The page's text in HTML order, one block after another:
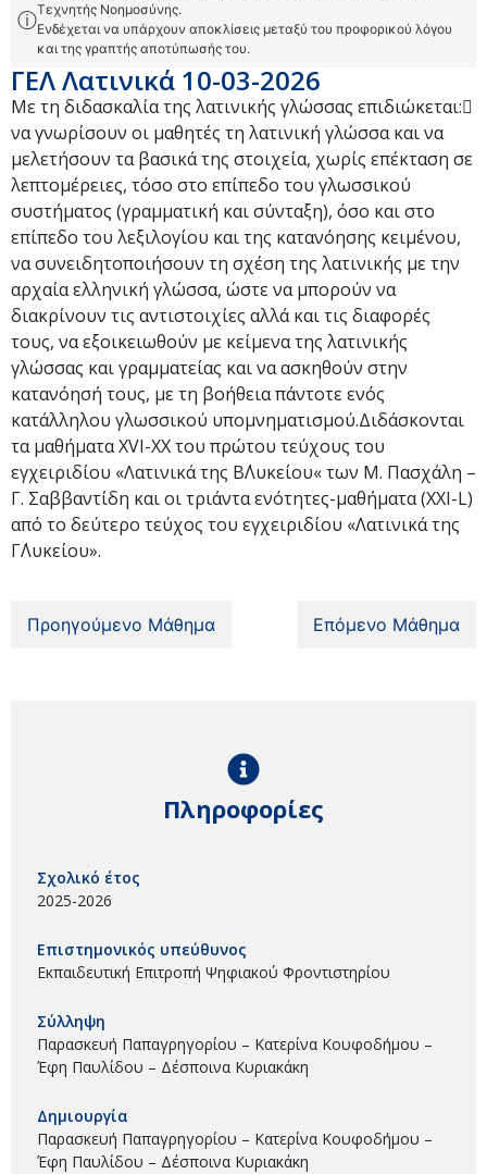
ⓘΤεχνητής Νοημοσύνης.
Ενδέχεται να υπάρχουν αποκλίσεις μεταξύ του προφορικού λόγου
και της γραπτής αποτύπωσής του.
ΓΕΛ Λατινικά 10-03-2026
Με τη διδασκαλία της λατινικής γλώσσας επιδιώκεται:
να γνωρίσουν οι μαθητές τη λατινική γλώσσα και να
μελετήσουν τα βασικά της στοιχεία, χωρίς επέκταση σε
λεπτομέρειες, τόσο στο επίπεδο του γλωσσικού
συστήματος (γραμματική και σύνταξη), όσο και στο
επίπεδο του λεξιλογίου και της κατανόησης κειμένου,
να συνειδητοποιήσουν τη σχέση της λατινικής με την
αρχαία ελληνική γλώσσα, ώστε να μπορούν να
διακρίνουν τις αντιστοιχίες αλλά και τις διαφορές
τους, να εξοικειωθούν με κείμενα της λατινικής
γλώσσας και γραμματείας και να ασκηθούν στην
κατανόησή τους, με τη βοήθεια πάντοτε ενός
κατάλληλου γλωσσικού υπομνηματισμού.Διδάσκονται
τα μαθήματα XVI-ΧΧ του πρώτου τεύχους του
εγχειριδίου «Λατινικά της Β΄Λυκείου« των Μ. Πασχάλη –
Γ. Σαββαντίδη και οι τριάντα ενότητες-μαθήματα (XXI-L)
από το δεύτερο τεύχος του εγχειριδίου «Λατινικά της
Γ΄Λυκείου».
Προηγούμενο Μάθημα Επόμενο Μάθημα
Πληροφορίες
Σχολικό έτος
2025-2026
Επιστημονικός υπεύθυνος
Εκπαιδευτική Επιτροπή Ψηφιακού Φροντιστηρίου
Σύλληψη
Παρασκευή Παπαγρηγορίου – Κατερίνα Κουφοδήμου –
Έφη Παυλίδου – Δέσποινα Κυριακάκη
Δημιουργία
Παρασκευή Παπαγρηγορίου – Κατερίνα Κουφοδήμου –
Έφη Παυλίδου – Δέσποινα Κυριακάκη